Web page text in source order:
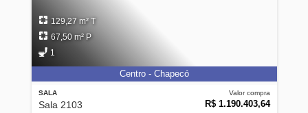
SALA
Sala 2103
Valor compra
R$ 1.190.403,64
129,27 m² T
67,50 m² P
1
Centro - Chapecó